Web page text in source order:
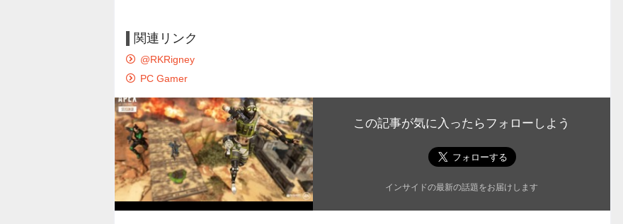
関連リンク
@RKRigney
PC Gamer
この記事が気に入ったらフォローしよう
インサイドの最新の話題をお届けします